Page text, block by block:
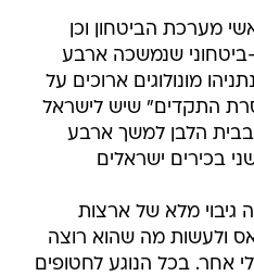
מערכת הביטחון וכן
ביטחוני שנמשכה ארבע
מונולוגים ארוכים על
התקדים" שיש לישראל
הלבן למשך ארבע
בכירים ישראלים
גיבוי מלא של ארצות
ולעשות מה שהוא רוצה
אחר. בכל הנוגע לחטופים